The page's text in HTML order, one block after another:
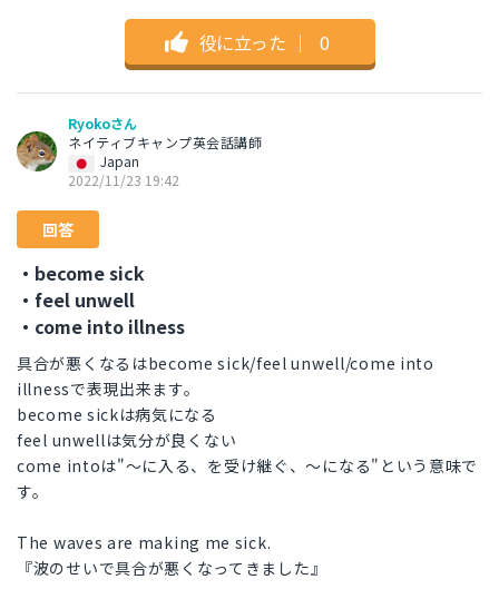
役に立った ｜ 0
Ryokoさん
ネイティブキャンプ英会話講師
Japan
2022/11/23 19:42
回答
・become sick
・feel unwell
・come into illness
具合が悪くなるはbecome sick/feel unwell/come into
illnessで表現出来ます。
become sickは病気になる
feel unwellは気分が良くない
come intoは"～に入る、を受け継ぐ、～になる"という意味で
す。
The waves are making me sick.
『波のせいで具合が悪くなってきました』